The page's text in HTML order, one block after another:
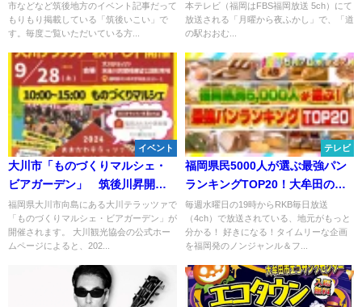
日、9日）
市などなど筑後地方のイベント記事だって
もりもり掲載している「筑後いこい」で
す。毎度ご覧いただいている方...
本テレビ（福岡はFBS福岡放送 5ch）にて
放送される「月曜から夜ふかし」で、「道
の駅おおむ...
イベント
大川市「ものづくりマルシェ・
ビアガーデン」 筑後川昇開橋
を眺めながらビールを楽しも
う！ワークショップやマルシェ
も
福岡県大川市向島にある大川テラッツァで
「ものづくりマルシェ・ビアガーデン」が
開催されます。 大川観光協会の公式ホー
ムページによると、202...
テレビ
福岡県民5000人が選ぶ最強パン
ランキングTOP20！大牟田の石
窯パンなど「まじもん！」5月7
日放送
毎週水曜日の19時からRKB毎日放送
（4ch）で放送されている、地元がもっと
分かる！ 好きになる！タイムリーな企画
を福岡発のノンジャンル＆フ...